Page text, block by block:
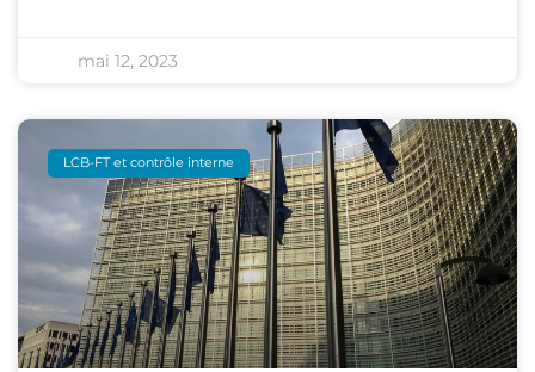
mai 12, 2023
LCB-FT et contrôle interne